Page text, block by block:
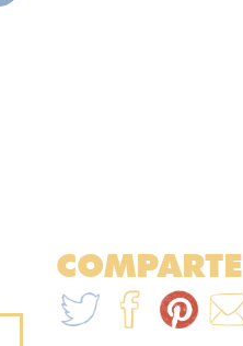
COMPARTE